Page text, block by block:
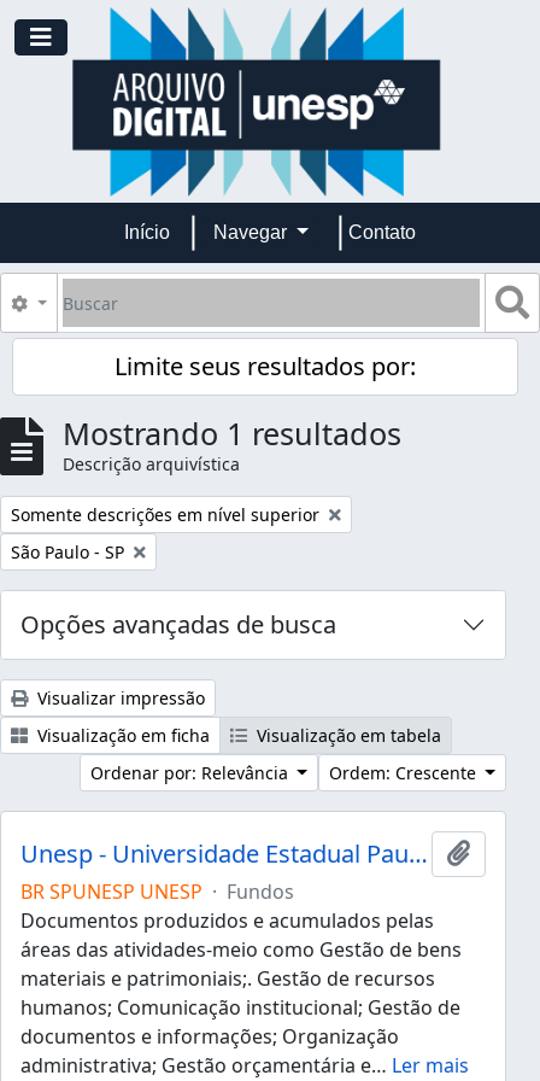
Skip to main content
Toggle navigation
Início Navegar Contato
Buscar
Opções de busca
Limite seus resultados por:
Mostrando 1 resultados
Descrição arquivística
Remover filtro:
Somente descrições em nível superior
Remover filtro:
São Paulo - SP
Opções avançadas de busca
Visualizar impressão
Visualização em ficha
Visualização em tabela
Ordenar por: Relevância
Ordem: Crescente
Unesp - Universidade Estadual Paulista "Júlio de Mesquita Filho"
BR SPUNESP UNESP · Fundos
Documentos produzidos e acumulados pelas
áreas das atividades-meio como Gestão de bens
materiais e patrimoniais;. Gestão de recursos
humanos; Comunicação institucional; Gestão de
documentos e informações; Organização
administrativa; Gestão orçamentária e… Ler mais